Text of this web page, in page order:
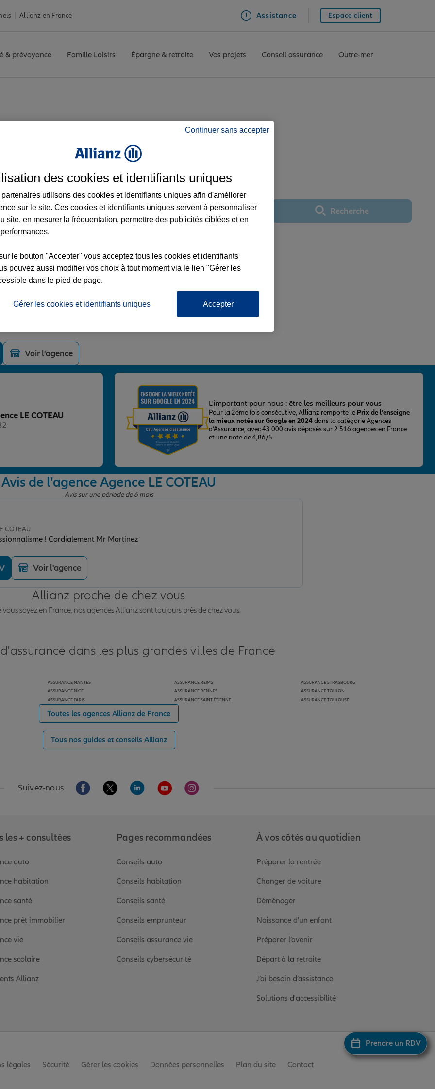
Allianz en France Assistance Espace client
& prévoyance Famille Loisirs Épargne & retraite Vos projets Conseil assurance Outre-mer
les avis de l'agence LE COTEAU
Utiliser ma positionRecherche
Voir l'agence
Prendre un RDV
LE COTEAU
L'important pour nous : être les meilleurs pour vous
Pour la 2ème fois consécutive, Allianz remporte le Prix de l’enseigne
la mieux notée sur Google en 2024dans la catégorie Agences
d’Assurance, avec 43 000 avis déposés sur 2 516 agences en France
et une note de 4,86/5.
Avis de l'agence Agence LE COTEAU
Avis sur une période de 6 mois
COTEAU
! Cordialement Mr Martinez
Voir l'agence
Allianz proche de chez vous
vous soyez en France, nos agences Allianz sont toujours près de chez vous.
dans les plus grandes villes de France
ASSURANCE NANTES
ASSURANCE NICE
ASSURANCE PARIS
ASSURANCE REIMS
ASSURANCE RENNES
ASSURANCE SAINT-ÉTIENNE
ASSURANCE STRASBOURG
ASSURANCE TOULON
ASSURANCE TOULOUSE
Toutes les agences Allianz de France
Tous nos guides et conseils Allianz
Suivez-nous Aller sur la page Facebook de Allianz
Aller sur la page Twitter de Allianz
Aller sur la page Linkedin de Allianz
Aller sur la page Youtube de Allianz
Aller sur la page Instagram de Allianz
les + consultées
auto
habitation
santé
prêt immobilier
vie
scolaire
Allianz
Pages recommandées
Conseils auto
Conseils habitation
Conseils santé
Conseils emprunteur
Conseils assurance vie
Conseils cybersécurité
À vos côtés au quotidien
Préparer la rentrée
Changer de voiture
Déménager
Naissance d'un enfant
Préparer l’avenir
Départ à la retraite
J’ai besoin d’assistance
Solutions d'accessibilité
légales Sécurité Gérer les cookies Données personnelles Plan du site Contact
Continuer sans accepter
des cookies et identifiants uniques
partenaires utilisons des cookies et identifiants uniques afin d'améliorer
sur le site. Ces cookies et identifiants uniques servent à personnaliser
site, en mesurer la fréquentation, permettre des publicités ciblées et en
le bouton "Accepter" vous acceptez tous les cookies et identifiants
pouvez aussi modifier vos choix à tout moment via le lien "Gérer les
dans le pied de page.
Gérer les cookies et identifiants uniques Accepter